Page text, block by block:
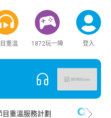
重溫 1872玩一陣 登入
目重溫服務計劃